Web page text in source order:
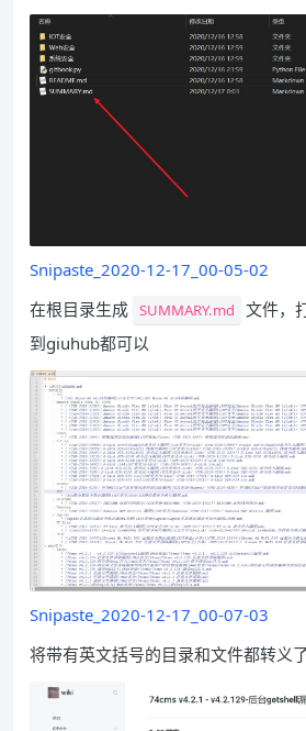
Snipaste_2020-12-17_00-05-02
在根目录生成 SUMMARY.md
文件，
到giuhub都可以
Snipaste_2020-12-17_00-07-03
将带有英文括号的目录和文件都转义了